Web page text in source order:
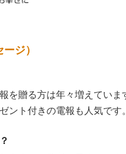
ジ）
を贈る方は年々増えてい
ント付きの電報も人気です。